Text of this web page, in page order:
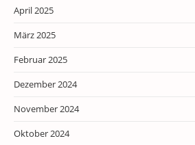
April 2025
März 2025
Februar 2025
Dezember 2024
November 2024
Oktober 2024